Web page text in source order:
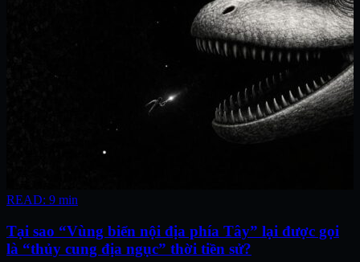
READ: 9 min
Tại sao “Vùng biển nội địa phía Tây” lại được gọi
là “thủy cung địa ngục” thời tiền sử?